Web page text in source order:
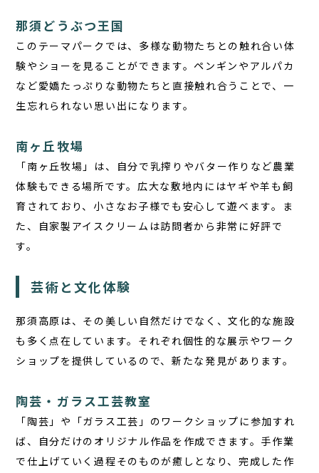
那須どうぶつ王国
このテーマパークでは、多様な動物たちとの触れ合い体
験やショーを見ることができます。ペンギンやアルパカ
など愛嬌たっぷりな動物たちと直接触れ合うことで、一
生忘れられない思い出になります。
南ヶ丘牧場
「南ヶ丘牧場」は、自分で乳搾りやバター作りなど農業
体験もできる場所です。広大な敷地内にはヤギや羊も飼
育されており、小さなお子様でも安心して遊べます。ま
た、自家製アイスクリームは訪問者から非常に好評で
す。
芸術と文化体験
那須高原は、その美しい自然だけでなく、文化的な施設
も多く点在しています。それぞれ個性的な展示やワーク
ショップを提供しているので、新たな発見があります。
陶芸・ガラス工芸教室
「陶芸」や「ガラス工芸」のワークショップに参加すれ
ば、自分だけのオリジナル作品を作成できます。手作業
で仕上げていく過程そのものが癒しとなり、完成した作